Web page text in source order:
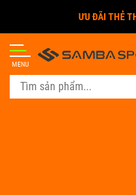
ƯU ĐÃI THẺ
MENU